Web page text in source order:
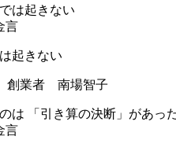
言
起きない
創業者 南場智子
言